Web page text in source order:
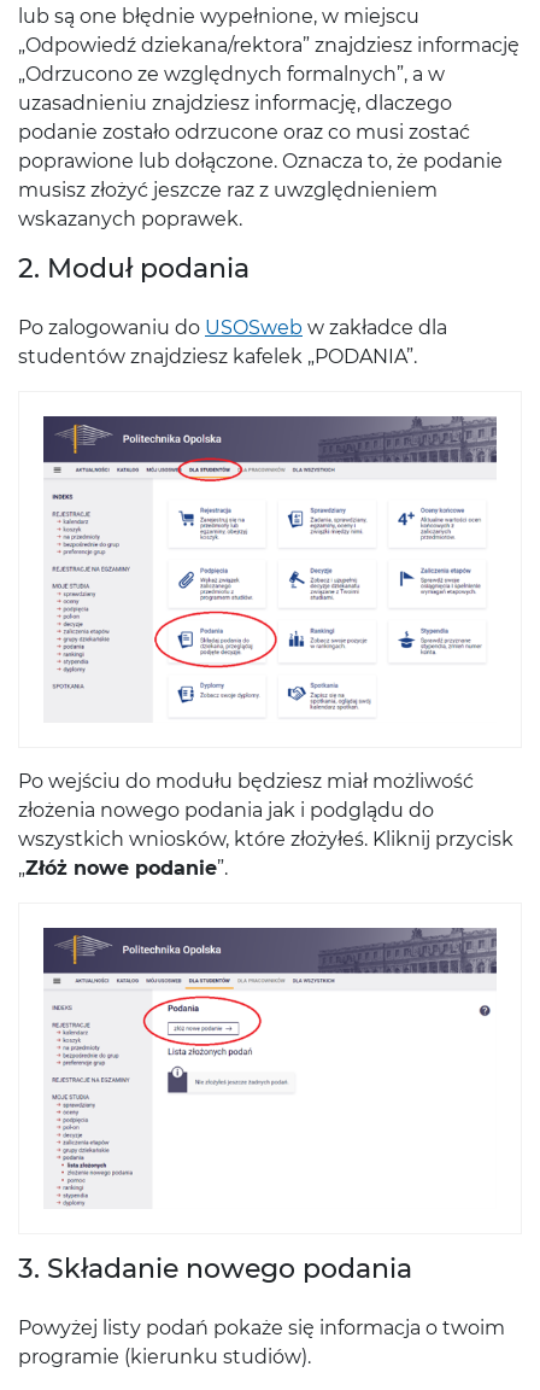
lub są one błędnie wypełnione, w miejscu
„Odpowiedź dziekana/rektora” znajdziesz informację
„Odrzucono ze względnych formalnych”, a w
uzasadnieniu znajdziesz informację, dlaczego
podanie zostało odrzucone oraz co musi zostać
poprawione lub dołączone. Oznacza to, że podanie
musisz złożyć jeszcze raz z uwzględnieniem
wskazanych poprawek.
2. Moduł podania
Po zalogowaniu do USOSweb w zakładce dla
studentów znajdziesz kafelek „PODANIA”.
Po wejściu do modułu będziesz miał możliwość
złożenia nowego podania jak i podglądu do
wszystkich wniosków, które złożyłeś. Kliknij przycisk
„Złóż nowe podanie”.
3. Składanie nowego podania
Powyżej listy podań pokaże się informacja o twoim
programie (kierunku studiów).